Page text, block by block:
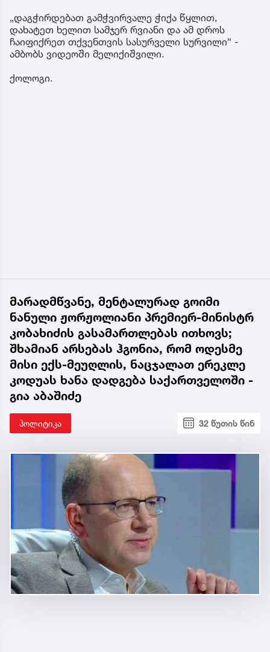
„დაგჭირდებათ გამჭვირვალე ჭიქა წყლით,
დახატეთ ხელით სამჯერ რვიანი და ამ დროს
ჩაიფიქრეთ თქვენთვის სასურველი სურვილი“ -
ამბობს ვიდეოში მელიქიშვილი.
ქოლოგი.
მარადმწვანე, მენტალურად გოიმი
ნანული ჟორჟოლიანი პრემიერ-მინისტრ
კობახიძის გასამართლებას ითხოვს;
შხამიან არსებას ჰგონია, რომ ოდესმე
მისი ექს-მეუღლის, ნაცჯალათ ერეკლე
კოდუას ხანა დადგება საქართველოში -
გია აბაშიძე
პოლიტიკა 32 წუთის წინ